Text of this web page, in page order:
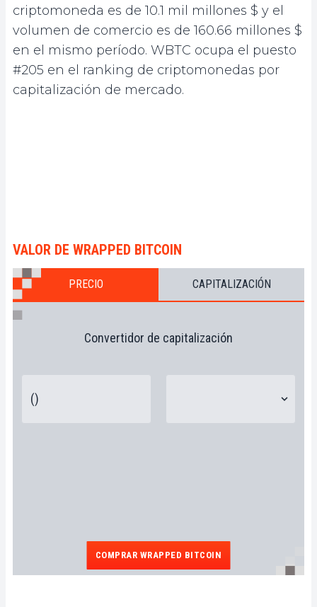
criptomoneda es de 10.1 mil millones $ y el
volumen de comercio es de 160.66 millones $
en el mismo período. WBTC ocupa el puesto
#205 en el ranking de criptomonedas por
capitalización de mercado.
VALOR DE WRAPPED BITCOIN
PRECIO CAPITALIZACIÓN
Convertidor de capitalización
COMPRAR WRAPPED BITCOIN